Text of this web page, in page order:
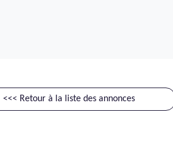
<<< Retour à la liste des annonces